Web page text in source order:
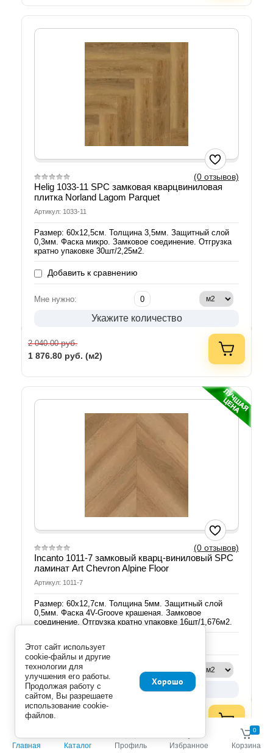
(0 отзывов)
Helig 1033-11 SPC замковая кварцвиниловая
плитка Norland Lagom Parquet
Артикул: 1033-11
Размер: 60х12,5см. Толщина 3,5мм. Защитный слой
0,3мм. Фаска микро. Замковое соединение. Отгрузка
кратно упаковке 30шт/2,25м2.
Добавить к сравнению
Мне нужно:
Укажите количество
2 040.00руб.
1 876.80 руб. (м2)
(0 отзывов)
Incanto 1011-7 замковый кварц-виниловый SPC
ламинат Art Chevron Alpine Floor
Артикул: 1011-7
Размер: 60х12,7см. Толщина 5мм. Защитный слой
0,5мм. Фаска 4V-Groove крашеная. Замковое
соединение. Отгрузка кратно упаковке 16шт/1,676м2.
Добавить к сравнению
Мне нужно:
Укажите количество
4 339.00
Главная Каталог Профиль Избранное
0
Корзина
Этот сайт использует
cookie-файлы и другие
технологии для
улучшения его работы.
Продолжая работу с
сайтом, Вы разрешаете
использование cookie-
файлов.
Хорошо